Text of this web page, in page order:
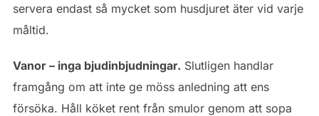
servera endast så mycket som husdjuret äter vid varje
måltid.
Vanor – inga bjudinbjudningar. Slutligen handlar
framgång om att inte ge möss anledning att ens
försöka. Håll köket rent från smulor genom att sopa